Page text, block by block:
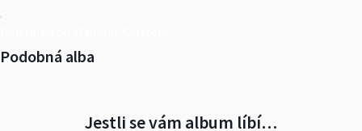
Podobná alba
Jestli se vám album líbí…